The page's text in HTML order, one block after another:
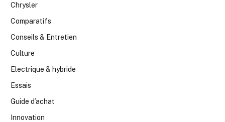
Chrysler
Comparatifs
Conseils & Entretien
Culture
Electrique & hybride
Essais
Guide d’achat
Innovation